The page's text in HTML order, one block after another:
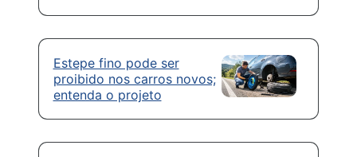
Estepe fino pode ser
proibido nos carros novos;
entenda o projeto